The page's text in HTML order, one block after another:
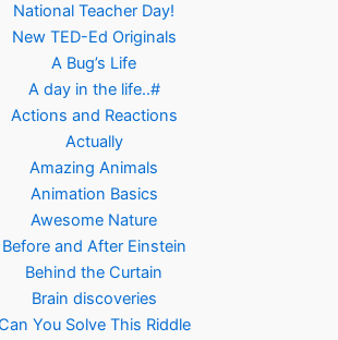
National Teacher Day!
New TED-Ed Originals
A Bug’s Life
A day in the life..#
Actions and Reactions
Actually
Amazing Animals
Animation Basics
Awesome Nature
Before and After Einstein
Behind the Curtain
Brain discoveries
You Solve This Riddle